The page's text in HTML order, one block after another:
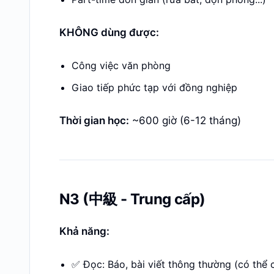
KHÔNG dùng được:
Công việc văn phòng
Giao tiếp phức tạp với đồng nghiệp
Thời gian học: ~600 giờ (6-12 tháng)
N3 (中級 - Trung cấp)
Khả năng:
✅ Đọc: Báo, bài viết thông thường (có thể